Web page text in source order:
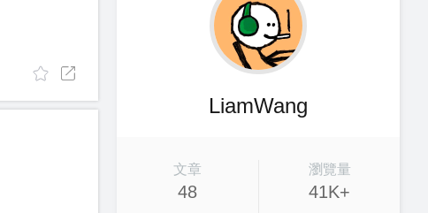
LiamWang
文章
48
瀏覽量
41K+